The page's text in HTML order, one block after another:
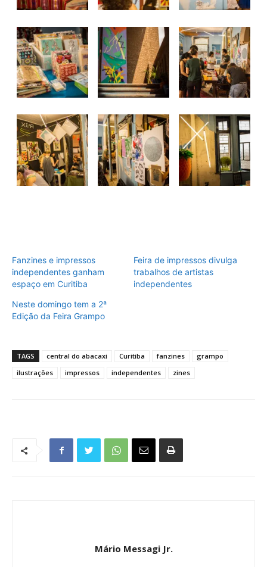
Fanzines e impressos
independentes ganham
espaço em Curitiba
Feira de impressos divulga
trabalhos de artistas
independentes
Neste domingo tem a 2ª
Edição da Feira Grampo
TAGS central do abacaxi Curitiba fanzines
grampo
ilustrações
impressos independentes zines
Mário Messagi Jr.